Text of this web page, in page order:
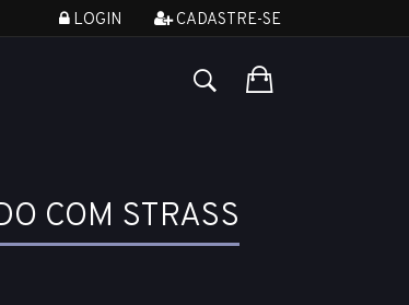
LOGIN CADASTRE-SE
COM STRASS